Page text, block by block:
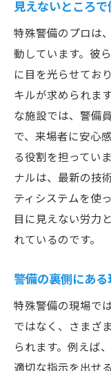
見えないところ
特殊警備のプロは
動しています。彼
に目を光らせてお
キルが求められま
な施設では、警備
で、来場者に安心
る役割を担ってい
ナルは、最新の技
ティシステムを使
目に見えない労力
れているのです。
警備の裏側にあ
特殊警備の現場で
ではなく、さまざ
られます。例えば
適切な指示を出せ